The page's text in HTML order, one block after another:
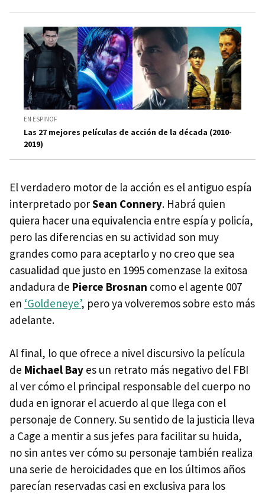
EN ESPINOF
Las 27 mejores películas de acción de la década (2010-
2019)
El verdadero motor de la acción es el antiguo espía
interpretado porSean Connery. Habrá quien
quiera hacer una equivalencia entre espía y policía,
pero las diferencias en su actividad son muy
grandes como para aceptarlo y no creo que sea
casualidad que justo en 1995 comenzase la exitosa
andadura de Pierce Brosnan como el agente 007
en ‘Goldeneye’, pero ya volveremos sobre esto más
adelante.
Al final, lo que ofrece a nivel discursivo la película
de Michael Bay es un retrato más negativo del FBI
al ver cómo el principal responsable del cuerpo no
duda en ignorar el acuerdo al que llega con el
personaje de Connery. Su sentido de la justicia lleva
a Cage a mentir a sus jefes para facilitar su huida,
no sin antes ver cómo su personaje también realiza
una serie de heroicidades que en los últimos años
parecían reservadas casi en exclusiva para los